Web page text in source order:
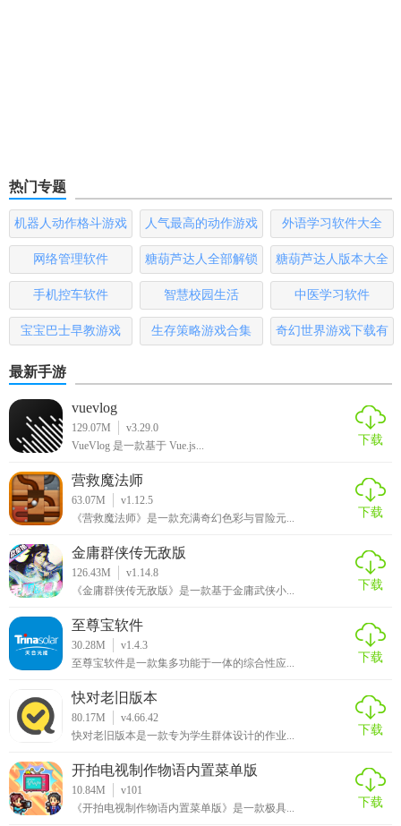
热门专题
机器人动作格斗游戏
大全
人气最高的动作游戏
排行榜
外语学习软件大全
网络管理软件
糖葫芦达人全部解锁
版
糖葫芦达人版本大全
手机控车软件 智慧校园生活 中医学习软件
宝宝巴士早教游戏 生存策略游戏合集
奇幻世界游戏下载有
最新手游
vuevlog
129.07M
v3.29.0
VueVlog 是一款基于 Vue.js...
下载
营救魔法师
63.07M
v1.12.5
《营救魔法师》是一款充满奇幻色彩与冒险元...
下载
金庸群侠传无敌版
126.43M
v1.14.8
《金庸群侠传无敌版》是一款基于金庸武侠小...
下载
至尊宝软件
30.28M
v1.4.3
至尊宝软件是一款集多功能于一体的综合性应...
下载
快对老旧版本
80.17M
v4.66.42
快对老旧版本是一款专为学生群体设计的作业...
下载
开拍电视制作物语内置菜单版
10.84M
v101
《开拍电视制作物语内置菜单版》是一款极具...
下载